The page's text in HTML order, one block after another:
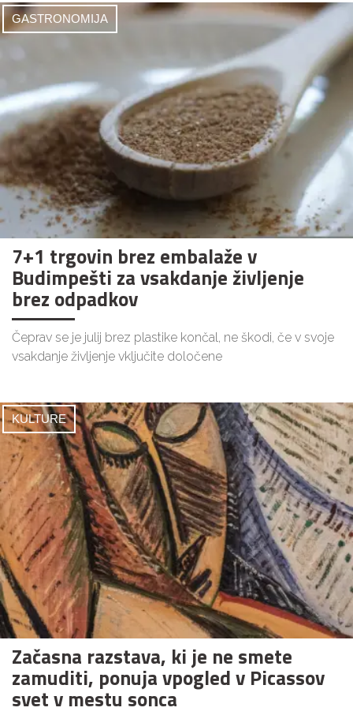
GASTRONOMIJA
7+1 trgovin brez embalaže v
Budimpešti za vsakdanje življenje
brez odpadkov
Čeprav se je julij brez plastike končal, ne škodi, če v svoje
vsakdanje življenje vključite določene
KULTURE
Začasna razstava, ki je ne smete
zamuditi, ponuja vpogled v Picassov
svet v mestu sonca